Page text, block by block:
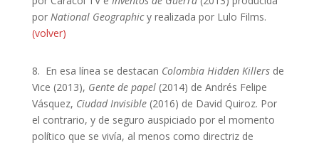
por National Geographicy realizada por Lulo Films.
(volver)
8. En esa línea se destacan Colombia Hidden Killersde
Vice (2013), Gente de papel(2014) de Andrés Felipe
Vásquez, Ciudad Invisible(2016) de David Quiroz. Por
el contrario, y de seguro auspiciado por el momento
político que se vivía, al menos como directriz de